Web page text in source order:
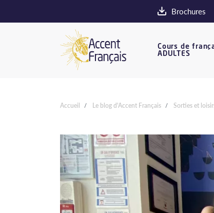
Brochures
Cours de
ADULTES
Accueil Le blog d'Accent Français Sorties et